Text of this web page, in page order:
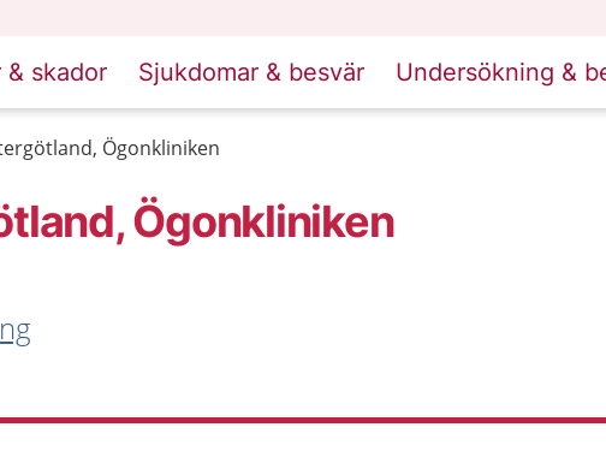
& skador Sjukdomar & besvär Undersökning &
Ögonkliniken
Ögonkliniken